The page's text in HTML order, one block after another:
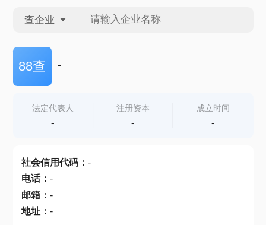
查企业
查企业
查产地
88查 -
法定代表人
-
注册资本
-
成立时间
-
社会信用代码： -
电话： -
邮箱： -
地址： -